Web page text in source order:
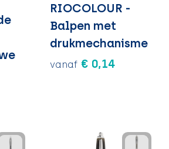
RIOCOLOUR -
Balpen met
drukmechanisme
vanaf € 0,14